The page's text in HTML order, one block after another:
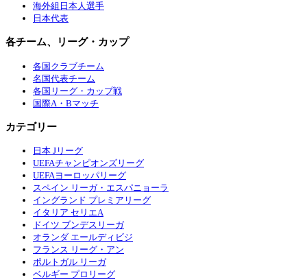
海外組日本人選手
日本代表
各チーム、リーグ・カップ
各国クラブチーム
名国代表チーム
各国リーグ・カップ戦
国際A・Bマッチ
カテゴリー
日本 Jリーグ
UEFAチャンピオンズリーグ
UEFAヨーロッパリーグ
スペイン リーガ・エスパニョーラ
イングランド プレミアリーグ
イタリア セリエA
ドイツ ブンデスリーガ
オランダ エールディビジ
フランス リーグ・アン
ポルトガル リーガ
ベルギー プロリーグ